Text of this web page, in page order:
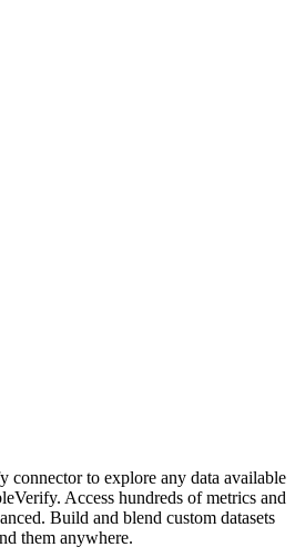
connector to explore any data available
Access hundreds of metrics and
Build and blend custom datasets
them anywhere.